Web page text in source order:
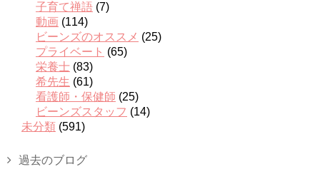
子育て禅語 (7)
動画 (114)
ビーンズのオススメ (25)
プライベート (65)
栄養士 (83)
希先生 (61)
看護師・保健師 (25)
ビーンズスタッフ (14)
未分類 (591)
過去のブログ